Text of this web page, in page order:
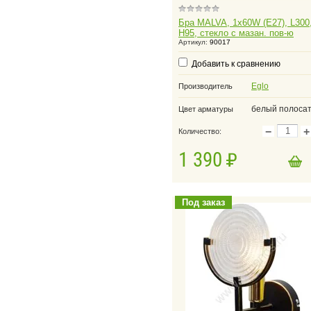
Бра MALVA, 1х60W (E27),
H95, стекло с мазан. пов-ю
Артикул: 90017
Добавить к сравнению
Производитель Eglo
Цвет арматуры белый
Количество: − +
1 390
Добавить в корзину
Под заказ